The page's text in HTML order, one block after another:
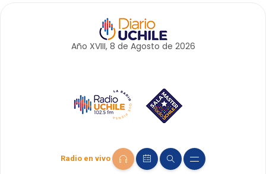
Año XVIII, 8 de Agosto de 2026
Radio en vivo